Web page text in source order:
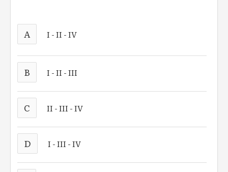
A I - II - IV
B I - II - III
C II - III - IV
D I - III - IV